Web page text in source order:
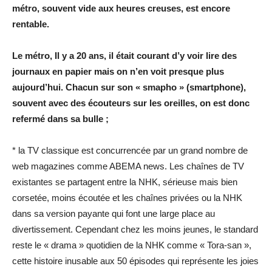
métro, souvent vide aux heures creuses, est encore
rentable.
Le métro, Il y a 20 ans, il était courant d’y voir lire des
journaux en papier mais on n’en voit presque plus
aujourd’hui. Chacun sur son « smapho » (smartphone),
souvent avec des écouteurs sur les oreilles, on est donc
refermé dans sa bulle ;
* la TV classique est concurrencée par un grand nombre de
web magazines comme ABEMA news. Les chaînes de TV
existantes se partagent entre la NHK, sérieuse mais bien
corsetée, moins écoutée et les chaînes privées ou la NHK
dans sa version payante qui font une large place au
divertissement. Cependant chez les moins jeunes, le standard
reste le « drama » quotidien de la NHK comme « Tora-san »,
cette histoire inusable aux 50 épisodes qui représente les joies